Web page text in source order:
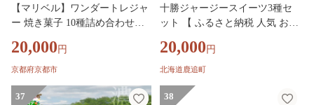
【マリベル】ワンダートレジャ
ー 焼き菓子 10種詰め合わせ［
ッキー缶 こだわり 人気 おすす
め クッキー チョコレート お菓
お取り寄せ 通販 送料無料 ふる
20,000 円
京都府京都市
十勝ジャージースイーツ3種セ
ット 【 ふるさと納税 人気 おす
ケーキ チーズ ジャージー牛乳
プディング パンプキンプディン
KM010
20,000 円
北海道鹿追町
37 38